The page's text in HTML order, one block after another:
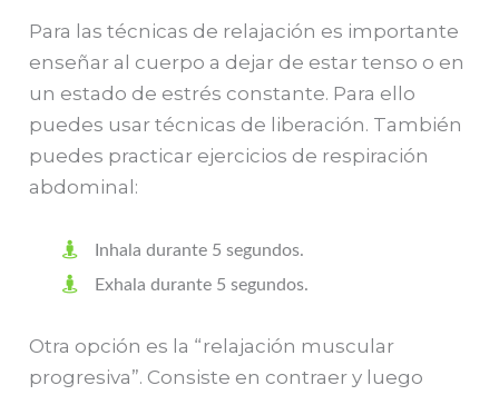
Para las técnicas de relajación es importante
enseñar al cuerpo a dejar de estar tenso o en
un estado de estrés constante. Para ello
puedes usar técnicas de liberación. También
puedes practicar ejercicios de respiración
abdominal:
Inhala durante 5 segundos.
Exhala durante 5 segundos.
Otra opción es la “relajación muscular
progresiva”. Consiste en contraer y luego